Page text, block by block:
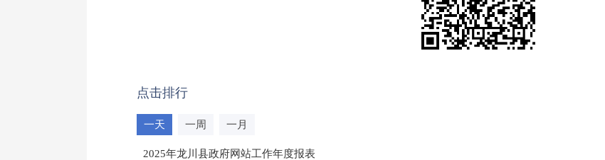
点击排行
一天 一周 一月
2025年龙川县政府网站工作年度报表